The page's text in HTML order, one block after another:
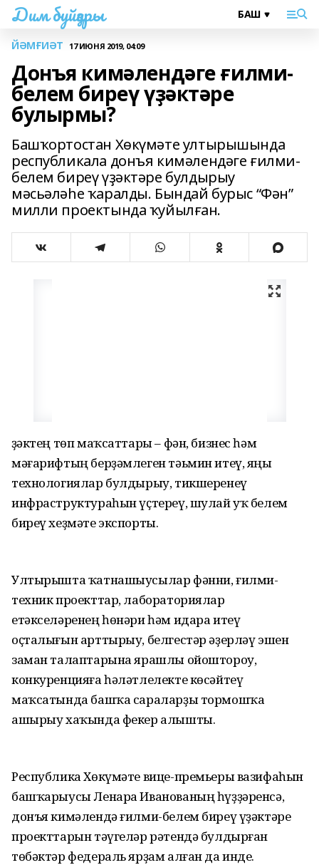
Дим буйҙары
ЙӘМҒИӘТ 17 ИЮНЯ 2019, 04:09
Донъя кимәлендәге ғилми-
белем биреү үҙәктәре
булырмы?
Башҡортостан Хөкүмәте ултырышында
республикала донъя кимәлендәге ғилми-
белем биреү үҙәктәре булдырыу
мәсьәләһе ҡаралды. Бындай бурыс “Фән”
милли проектында ҡуйылған.
Үҙәктең төп маҡсаттары – фән, бизнес һәм
мәғарифтың берҙәмлеген тәьмин итеү, яңы
технологиялар булдырыу, тикшеренеү
инфраструктураһын үҫтереү, шулай уҡ белем
биреү хеҙмәте экспорты.
Ултырышта ҡатнашыусылар фәнни, ғилми-
техник проекттар, лабораториялар
етәкселәренең һөнәри һәм идара итеү
оҫталығын арттырыу, белгестәр әҙерләү эшен
заман талаптарына ярашлы ойоштороу,
конкуренцияға һәләтлелекте көсәйтеү
маҡсатында башҡа сараларҙы тормошҡа
ашырыу хаҡында фекер алышты.
Республика Хөкүмәте вице-премьеры вазифаһын
башҡарыусы Ленара Иванованың һүҙҙәренсә,
донъя кимәлендә ғилми-белем биреү үҙәктәре
проекттарын тәүгеләр рәтендә булдырған
төбәктәр федераль ярҙам алған да инде.